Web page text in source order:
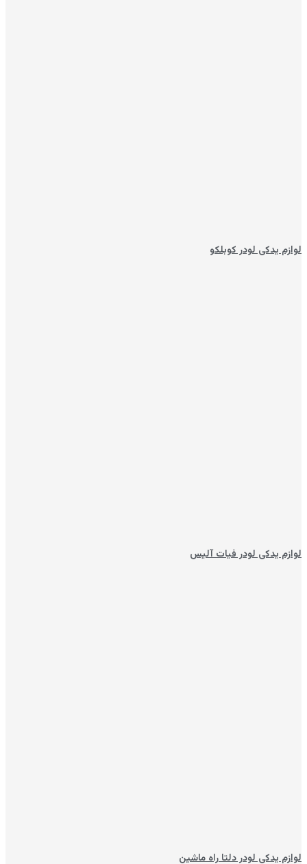
لوازم یدکی لودر کوبلکو
لوازم یدکی لودر فیات آلیس
لوازم یدکی لودر دلتا راه ماشین